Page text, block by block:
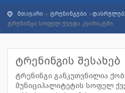
მთავარი ტრენინგები
ტრენინგი სოფელ ქვედა კვირიკეში
ტრენინგის შესახებ
ტრენინგი განკუთვნილია
მუნიციპალიტეტის სოფელ